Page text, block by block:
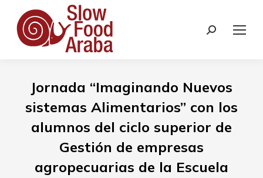
Buscar:
Jornada “Imaginando Nuevos
sistemas Alimentarios” con los
alumnos del ciclo superior de
Gestión de empresas
agropecuarias de la Escuela